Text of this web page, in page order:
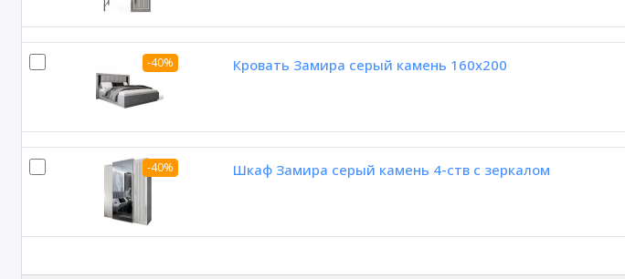
-40% Кровать Замира серый камень 160x200
-40% Шкаф Замира серый камень 4-ств с зеркалом